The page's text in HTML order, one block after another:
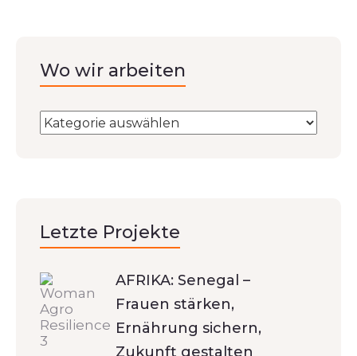
Wo wir arbeiten
Letzte Projekte
AFRIKA: Senegal –
Frauen stärken,
Ernährung sichern,
Zukunft gestalten